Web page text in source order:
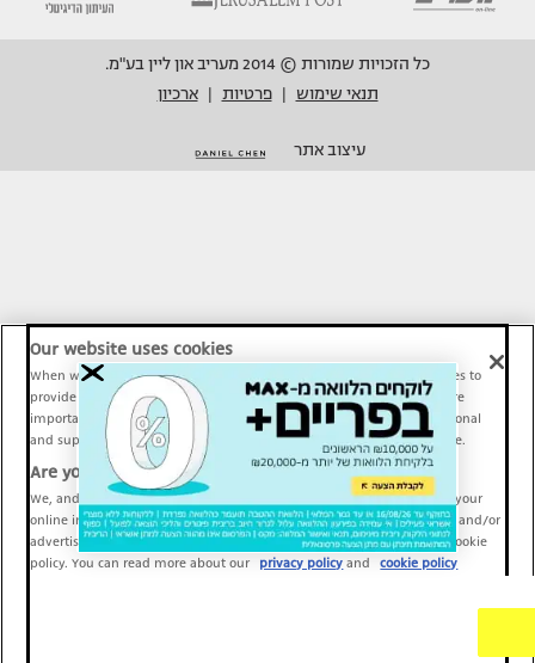
כל הזכויות שמורות © 2014 מעריב און ליין בע"מ.
תנאי שימוש
פרטיות ארכיון
עיצוב אתר
Our website uses cookies
When we provide Maariv, TMI and Sport1 content online, we use cookies to
provide social media features and to analyze our traffic. These tools are
important and necessary for our website functionality. Others are optional
and support Maariv, TMI and Sport1 activity and your online experience.
Are you happy to accept cookies?
We, and our partners, use information about your use of our site and your
online interactions to improve our services and to personalize content and/or
advertising for you. You can read more about our privacy policy and cookie
policy. You can read more about our
privacy policy and cookie policy